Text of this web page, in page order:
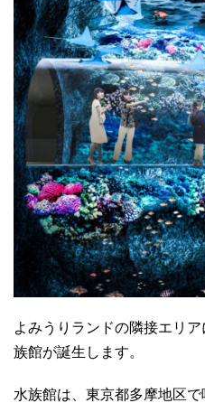
よみうりランドの隣接エリ
族館が誕生します。
水族館は、東京都多摩地区